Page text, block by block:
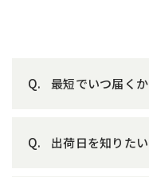
最短でいつ届くか
出荷日を知りたい